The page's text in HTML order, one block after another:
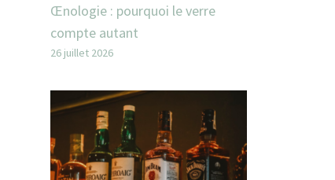
Œnologie : pourquoi le verre
compte autant
26 juillet 2026